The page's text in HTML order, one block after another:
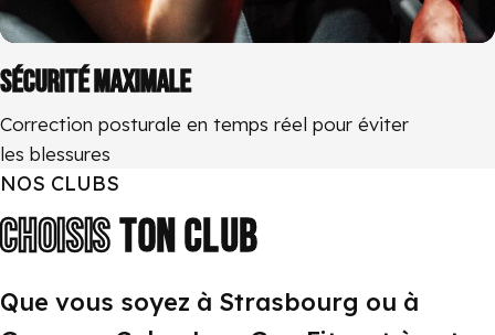
SÉCURITÉ MAXIMALE
Correction posturale en temps réel pour éviter
les blessures
NOS CLUBS
CHOISISTONCLUB
Que vous soyez à Strasbourg ou à